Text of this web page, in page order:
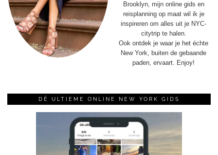
Brooklyn, mijn online gids en
reisplanning op maat wil ik je
inspireren om alles uit je NYC-
citytrip te halen.
Ook ontdek je waar je het échte
New York, buiten de gebaande
paden, ervaart. Enjoy!
DÉ ULTIEME ONLINE NEW YORK GIDS